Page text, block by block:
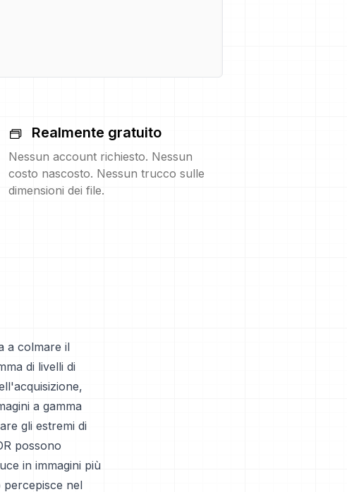
Realmente gratuito
Nessun account richiesto. Nessun
costo nascosto. Nessun trucco sulle
dimensioni dei file.
a colmare il
di livelli di
a gamma
gli estremi di
possono
in immagini più
percepisce nel